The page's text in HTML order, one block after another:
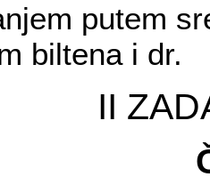
putem
biltena i dr.
II